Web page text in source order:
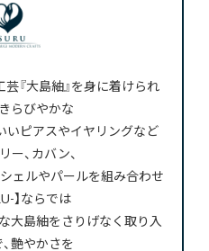
『大島紬』を身に着けられ
らびやかな
いピアスやイヤリングなど
ー、カバン、
ェルやパールを組み合わせ
】ならでは
大島紬をさりげなく取り入
艶やかさを